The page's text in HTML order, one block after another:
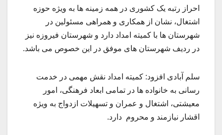
احراز رتبه یک کشوری در همه زمینه ها به ویژه حوزه
اشتغال، نشان از همکاری و همراهی مسئولین در
شهرستان ها با کمیته امداد دارد و شهرستان فیروزه نیز
در ردیف شهرستان های موفق در این خصوص می باشد.
سلم آبادی افزود: کمیته امداد نقش مهمی در خدمت
رسانی به خانواده ها در تمامی ابعاد فرهنگی، امور
معیشتی، اشتغال و عمران و تسهیلات ازدواج به ویژه
اقشار نیازمند و محروم دارد.